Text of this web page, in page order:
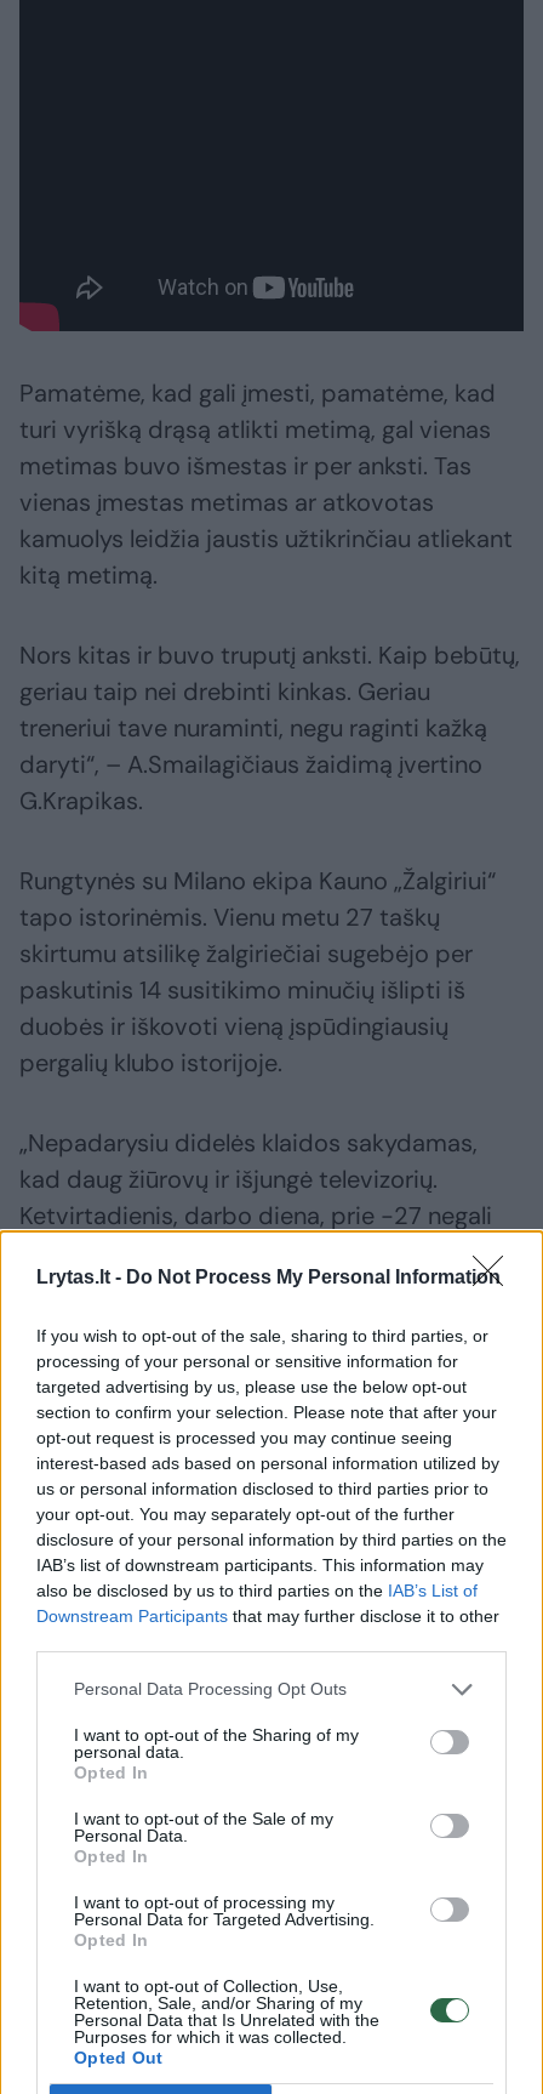
Lrytas.lt - Do Not Process My Personal Information
If you wish to opt-out of the sale, sharing to third parties, or
processing of your personal or sensitive information for
targeted advertising by us, please use the below opt-out
section to confirm your selection. Please note that after your
opt-out request is processed you may continue seeing
interest-based ads based on personal information utilized by
us or personal information disclosed to third parties prior to
your opt-out. You may separately opt-out of the further
disclosure of your personal information by third parties on the
IAB’s list of downstream participants. This information may
also be disclosed by us to third parties on the IAB’s List of
Downstream Participants that may further disclose it to other
Personal Data Processing Opt Outs
I want to opt-out of the Sharing of my
personal data.
Opted In
I want to opt-out of the Sale of my
Personal Data.
Opted In
I want to opt-out of processing my
Personal Data for Targeted Advertising.
Opted In
I want to opt-out of Collection, Use,
Retention, Sale, and/or Sharing of my
Personal Data that Is Unrelated with the
Purposes for which it was collected.
Opted Out
Pamatėme, kad gali įmesti, pamatėme, kad
turi vyrišką drąsą atlikti metimą, gal vienas
metimas buvo išmestas ir per anksti. Tas
vienas įmestas metimas ar atkovotas
kamuolys leidžia jaustis užtikrinčiau atliekant
kitą metimą.
Nors kitas ir buvo truputį anksti. Kaip bebūtų,
geriau taip nei drebinti kinkas. Geriau
treneriui tave nuraminti, negu raginti kažką
daryti“, – A.Smailagičiaus žaidimą įvertino
G.Krapikas.
Rungtynės su Milano ekipa Kauno „Žalgiriui“
tapo istorinėmis. Vienu metu 27 taškų
skirtumu atsilikę žalgiriečiai sugebėjo per
paskutinis 14 susitikimo minučių išlipti iš
duobės ir iškovoti vieną įspūdingiausių
pergalių klubo istorijoje.
„Nepadarysiu didelės klaidos sakydamas,
kad daug žiūrovų ir išjungė televizorių.
Ketvirtadienis, darbo diena, prie -27 negali
rungtynių Vilniuje, kur buvo -20, grįžome į tas
rungtynes, bet jų iki galo nepersvėrėme.
Nuvažiavome į Pirėjų, ten turėjome 20 taškų
deficitą, prisivijome iki 2 taškų, bet
neperlaužėme. 27 taškai yra labai daug, ypač
žaidžiant išvykoje, bet turėjome pavyzdžių,
kai grįždavome į rungtynes. Gal tai yra ir
mūsų šiemetinio charakterio dalis“, – aiškino
specialistas.
Daugiau G.Krapiko minčių ir atsakymų į
sirgalių klausimus jau dabar gali pamatyti visi
„Žalgiris Insider“ prenumeratoriai jiems
skirtoje tinklalaidėje.
Gintaras Krapikas Alenas Smailagičius
Komentuoti po šiuo straipsniu
Komentuoti gali tik Lrytas registruoti vartotojai.